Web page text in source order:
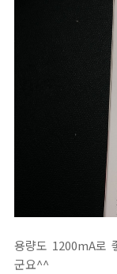
용량도 1200mA로
군요^^